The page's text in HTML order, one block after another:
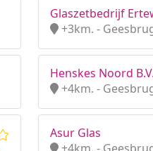
Glaszetbedrijf
+3km. -
Henskes Noord B.V.
+4km. -
Asur Glas